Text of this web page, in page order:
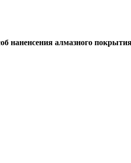
наненсения алмазного